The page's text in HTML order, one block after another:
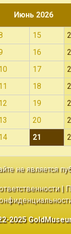
Июнь 2026
15
16
17
18
19
20
21
не является
|
2025